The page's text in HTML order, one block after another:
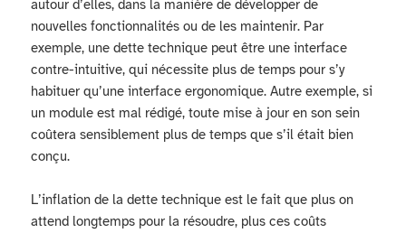
autour d’elles, dans la manière de développer de
nouvelles fonctionnalités ou de les maintenir. Par
exemple, une dette technique peut être une interface
contre-intuitive, qui nécessite plus de temps pour s’y
habituer qu’une interface ergonomique. Autre exemple, si
un module est mal rédigé, toute mise à jour en son sein
coûtera sensiblement plus de temps que s’il était bien
conçu.
L’inflation de la dette technique est le fait que plus on
attend longtemps pour la résoudre, plus ces coûts